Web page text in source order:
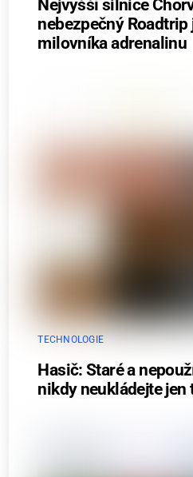
Nejvyšší silnice
nebezpečný Roadtrip
milovníka adrenalinu
TECHNOLOGIE
Hasič: Staré a
nikdy neukládejte jen